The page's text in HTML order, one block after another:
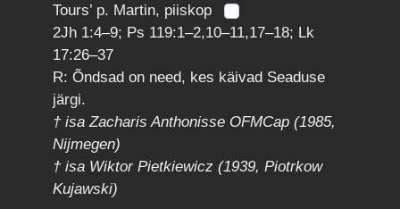
Tours’ p. Martin, piiskop
2Jh 1:4–9; Ps 119:1–2,10–11,17–18; Lk
17:26–37
R: Õndsad on need, kes käivad Seaduse
järgi.
† isa Zacharis Anthonisse OFMCap (1985,
Nijmegen)
† isa Wiktor Pietkiewicz (1939, Piotrkow
Kujawski)